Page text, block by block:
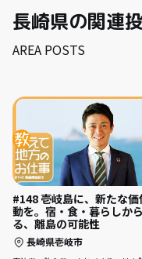
長崎県の関連
AREA POSTS
#148 壱岐島に、新たな
動を。宿・食・暮らしか
る、離島の可能性
長崎県壱岐市